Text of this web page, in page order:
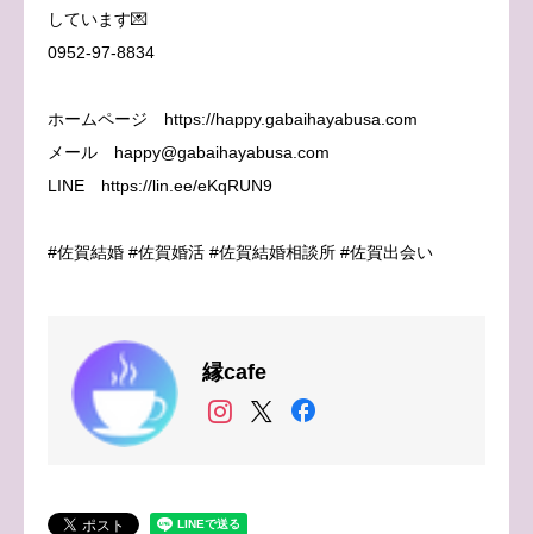
しています💌
0952-97-8834
ホームページ https://happy.gabaihayabusa.com
メール happy@gabaihayabusa.com
LINE https://lin.ee/eKqRUN9
#佐賀結婚 #佐賀婚活 #佐賀結婚相談所 #佐賀出会い
縁cafe